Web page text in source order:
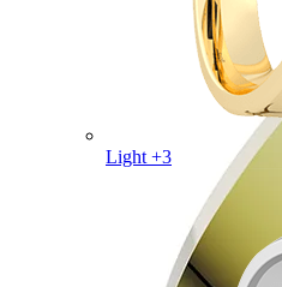
Light +3